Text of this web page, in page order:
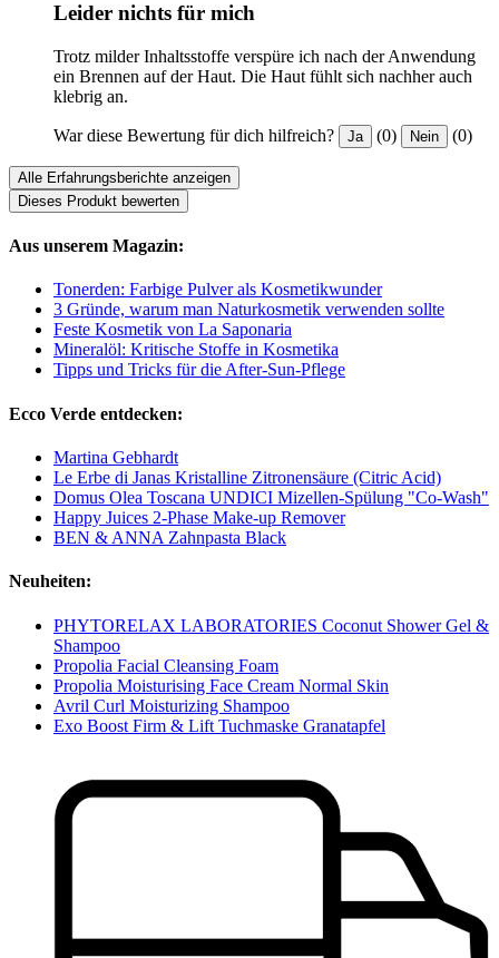
Leider nichts für mich
Trotz milder Inhaltsstoffe verspüre ich nach der Anwendung
ein Brennen auf der Haut. Die Haut fühlt sich nachher auch
klebrig an.
War diese Bewertung für dich hilfreich? Ja (0) Nein (0)
Alle Erfahrungsberichte anzeigen
Dieses Produkt bewerten
Aus unserem Magazin:
Tonerden: Farbige Pulver als Kosmetikwunder
3 Gründe, warum man Naturkosmetik verwenden sollte
Feste Kosmetik von La Saponaria
Mineralöl: Kritische Stoffe in Kosmetika
Tipps und Tricks für die After-Sun-Pflege
Ecco Verde entdecken:
Martina Gebhardt
Le Erbe di Janas Kristalline Zitronensäure (Citric Acid)
Domus Olea Toscana UNDICI Mizellen-Spülung "Co-Wash"
Happy Juices 2-Phase Make-up Remover
BEN & ANNA Zahnpasta Black
Neuheiten:
PHYTORELAX LABORATORIES Coconut Shower Gel &
Shampoo
Propolia Facial Cleansing Foam
Propolia Moisturising Face Cream Normal Skin
Avril Curl Moisturizing Shampoo
Exo Boost Firm & Lift Tuchmaske Granatapfel